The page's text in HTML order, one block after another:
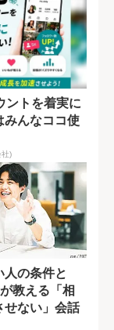
ントを着実に
みんなココ使
社)
人の条件と
教える「相
せない」会話